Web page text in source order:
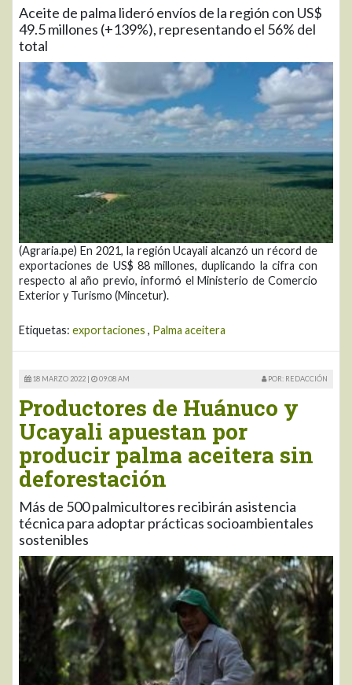
Aceite de palma lideró envíos de la región con US$
49.5 millones (+139%), representando el 56% del
total
(Agraria.pe) En 2021, la región Ucayali alcanzó un récord de
exportaciones de US$ 88 millones, duplicando la cifra con
respecto al año previo, informó el Ministerio de Comercio
Exterior y Turismo (Mincetur).
Etiquetas: exportaciones , Palma aceitera
18 MARZO 2022 | 09:08 AM POR: REDACCIÓN
Productores de Huánuco y
Ucayali apuestan por
producir palma aceitera sin
deforestación
Más de 500 palmicultores recibirán asistencia
técnica para adoptar prácticas socioambientales
sostenibles